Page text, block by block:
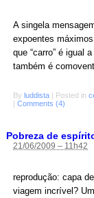
A singela
expoentes
que “carro” é igual
também é
By luddista Posted in
Comments (4)
Pobreza de
21/06/2009 – 11h42
reprodução: capa
viagem incrível?